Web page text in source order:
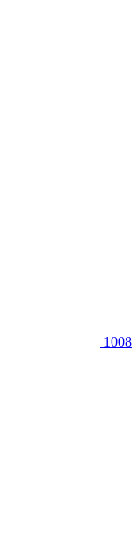
1008